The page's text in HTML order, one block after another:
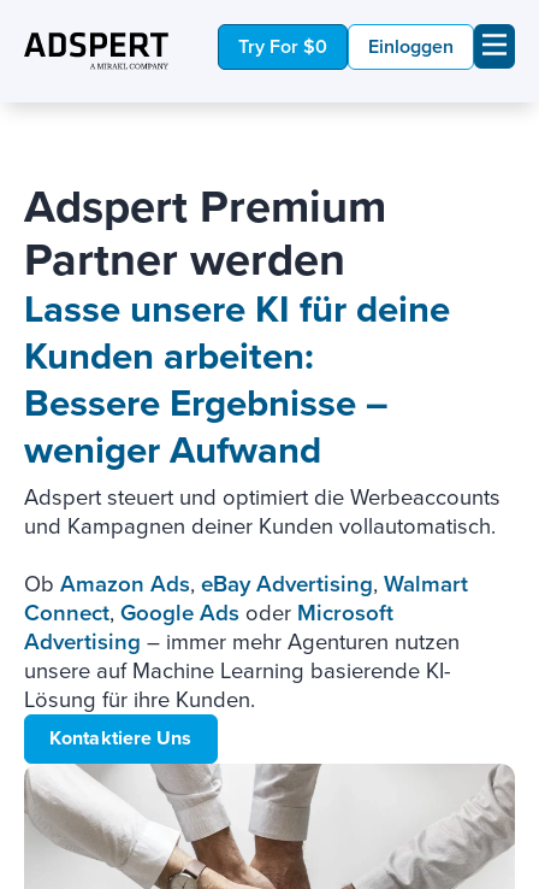
Einloggen
Try For $0
Adspert Premium
Partner werden
Lasse unsere KI für deine
Kunden arbeiten:
Bessere Ergebnisse –
weniger Aufwand
Adspert steuert und optimiert die Werbeaccounts
und Kampagnen deiner Kunden vollautomatisch.
Ob Amazon Ads,eBay Advertising,Walmart
Connect,Google Ads oder Microsoft
Advertising – immer mehr Agenturen nutzen
unsere auf Machine Learning basierende KI-
Lösung für ihre Kunden.
Kontaktiere Uns